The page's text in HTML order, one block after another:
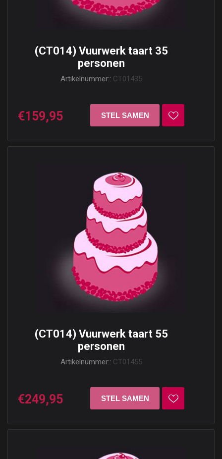
(CT014) Vuurwerk taart 35
personen
Artikelnummer:: CT01435
€159,95
(CT014) Vuurwerk taart 55
personen
Artikelnummer:: CT01455
€249,95